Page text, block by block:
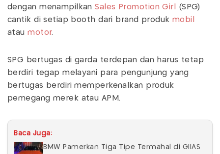
dengan menampilkanSales Promotion Girl
(SPG)
cantik di setiap booth dari brand produkmobil
ataumotor.
SPG bertugas di garda terdepan dan harus tetap
berdiri tegap melayani para pengunjung yang
bertugas berdiri memperkenalkan produk
pemegang merek atau APM.
Baca Juga:
BMW Pamerkan Tiga Tipe Termahal di GIIAS